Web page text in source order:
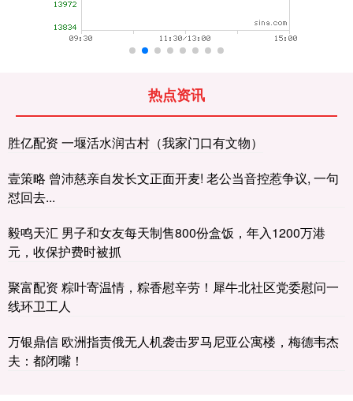
热点资讯
胜亿配资 一堰活水润古村（我家门口有文物）
壹策略 曾沛慈亲自发长文正面开麦! 老公当音控惹争议, 一句
怼回去...
毅鸣天汇 男子和女友每天制售800份盒饭，年入1200万港
元，收保护费时被抓
聚富配资 粽叶寄温情，粽香慰辛劳！犀牛北社区党委慰问一
线环卫工人
万银鼎信 欧洲指责俄无人机袭击罗马尼亚公寓楼，梅德韦杰
夫：都闭嘴！